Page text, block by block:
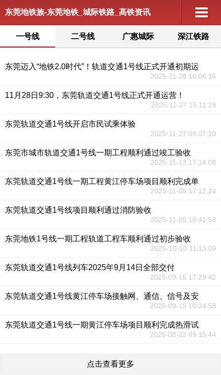
东莞地铁族-东莞地铁_城际铁路_高铁资讯
一号线 二号线 广惠城际 深江铁路
东莞迈入“地铁2.0时代”！轨道交通1号线正式开通初期运
2025-11-28 16:06:16
11月28日9:30，东莞轨道交通1号线正式开通运营！
2025-11-27 15:11:29
东莞轨道交通1号线开启市民试乘体验
2025-11-27 09:07:10
东莞市城市轨道交通1号线一期工程顺利通过竣工验收
2025-11-13 17:14:08
东莞轨道交通1号线一期工程黄江停车场项目顺利完成单
2025-11-05 17:12:24
东莞轨道交通1号线项目顺利通过消防验收
2025-11-05 10:41:58
东莞地铁1号线一期工程轨道工程车顺利通过初步验收
2025-10-10 11:13:09
东莞轨道交通1号线列车2025年9月14日全部交付
2025-09-15 17:29:42
东莞轨道交通1号线黄江停车场接触网、通信、信号及安
2025-09-15 10:24:58
东莞轨道交通1号线一期黄江停车场项目顺利完成热滑试
2025-08-22 09:15:44
点击查看更多